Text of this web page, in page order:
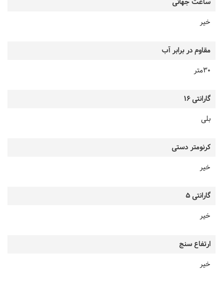
خیر
مقاوم در برابر آب
30متر
گارانتی 16
بلی
کرنومتر دستی
خیر
گارانتی 5
خیر
ارتفاع سنج
خیر